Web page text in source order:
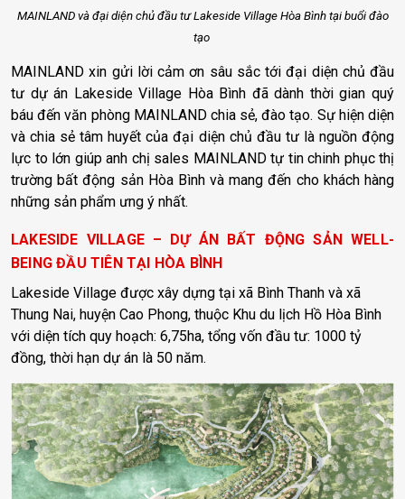
MAINLAND và đại diện chủ đầu tư Lakeside Village Hòa Bình tại buổi đào
tạo
MAINLAND xin gửi lời cảm ơn sâu sắc tới đại diện chủ đầu
tư dự án Lakeside Village Hòa Bình đã dành thời gian quý
báu đến văn phòng MAINLAND chia sẻ, đào tạo. Sự hiện diện
và chia sẻ tâm huyết của đại diện chủ đầu tư là nguồn động
lực to lớn giúp anh chị sales MAINLAND tự tin chinh phục thị
trường bất động sản Hòa Bình và mang đến cho khách hàng
những sản phẩm ưng ý nhất.
LAKESIDE VILLAGE – DỰ ÁN BẤT ĐỘNG SẢN WELL-
BEING ĐẦU TIÊN TẠI HÒA BÌNH
Lakeside Village được xây dựng tại xã Bình Thanh và xã
Thung Nai, huyện Cao Phong, thuộc Khu du lịch Hồ Hòa Bình
với diện tích quy hoạch: 6,75ha, tổng vốn đầu tư: 1000 tỷ
đồng, thời hạn dự án là 50 năm.